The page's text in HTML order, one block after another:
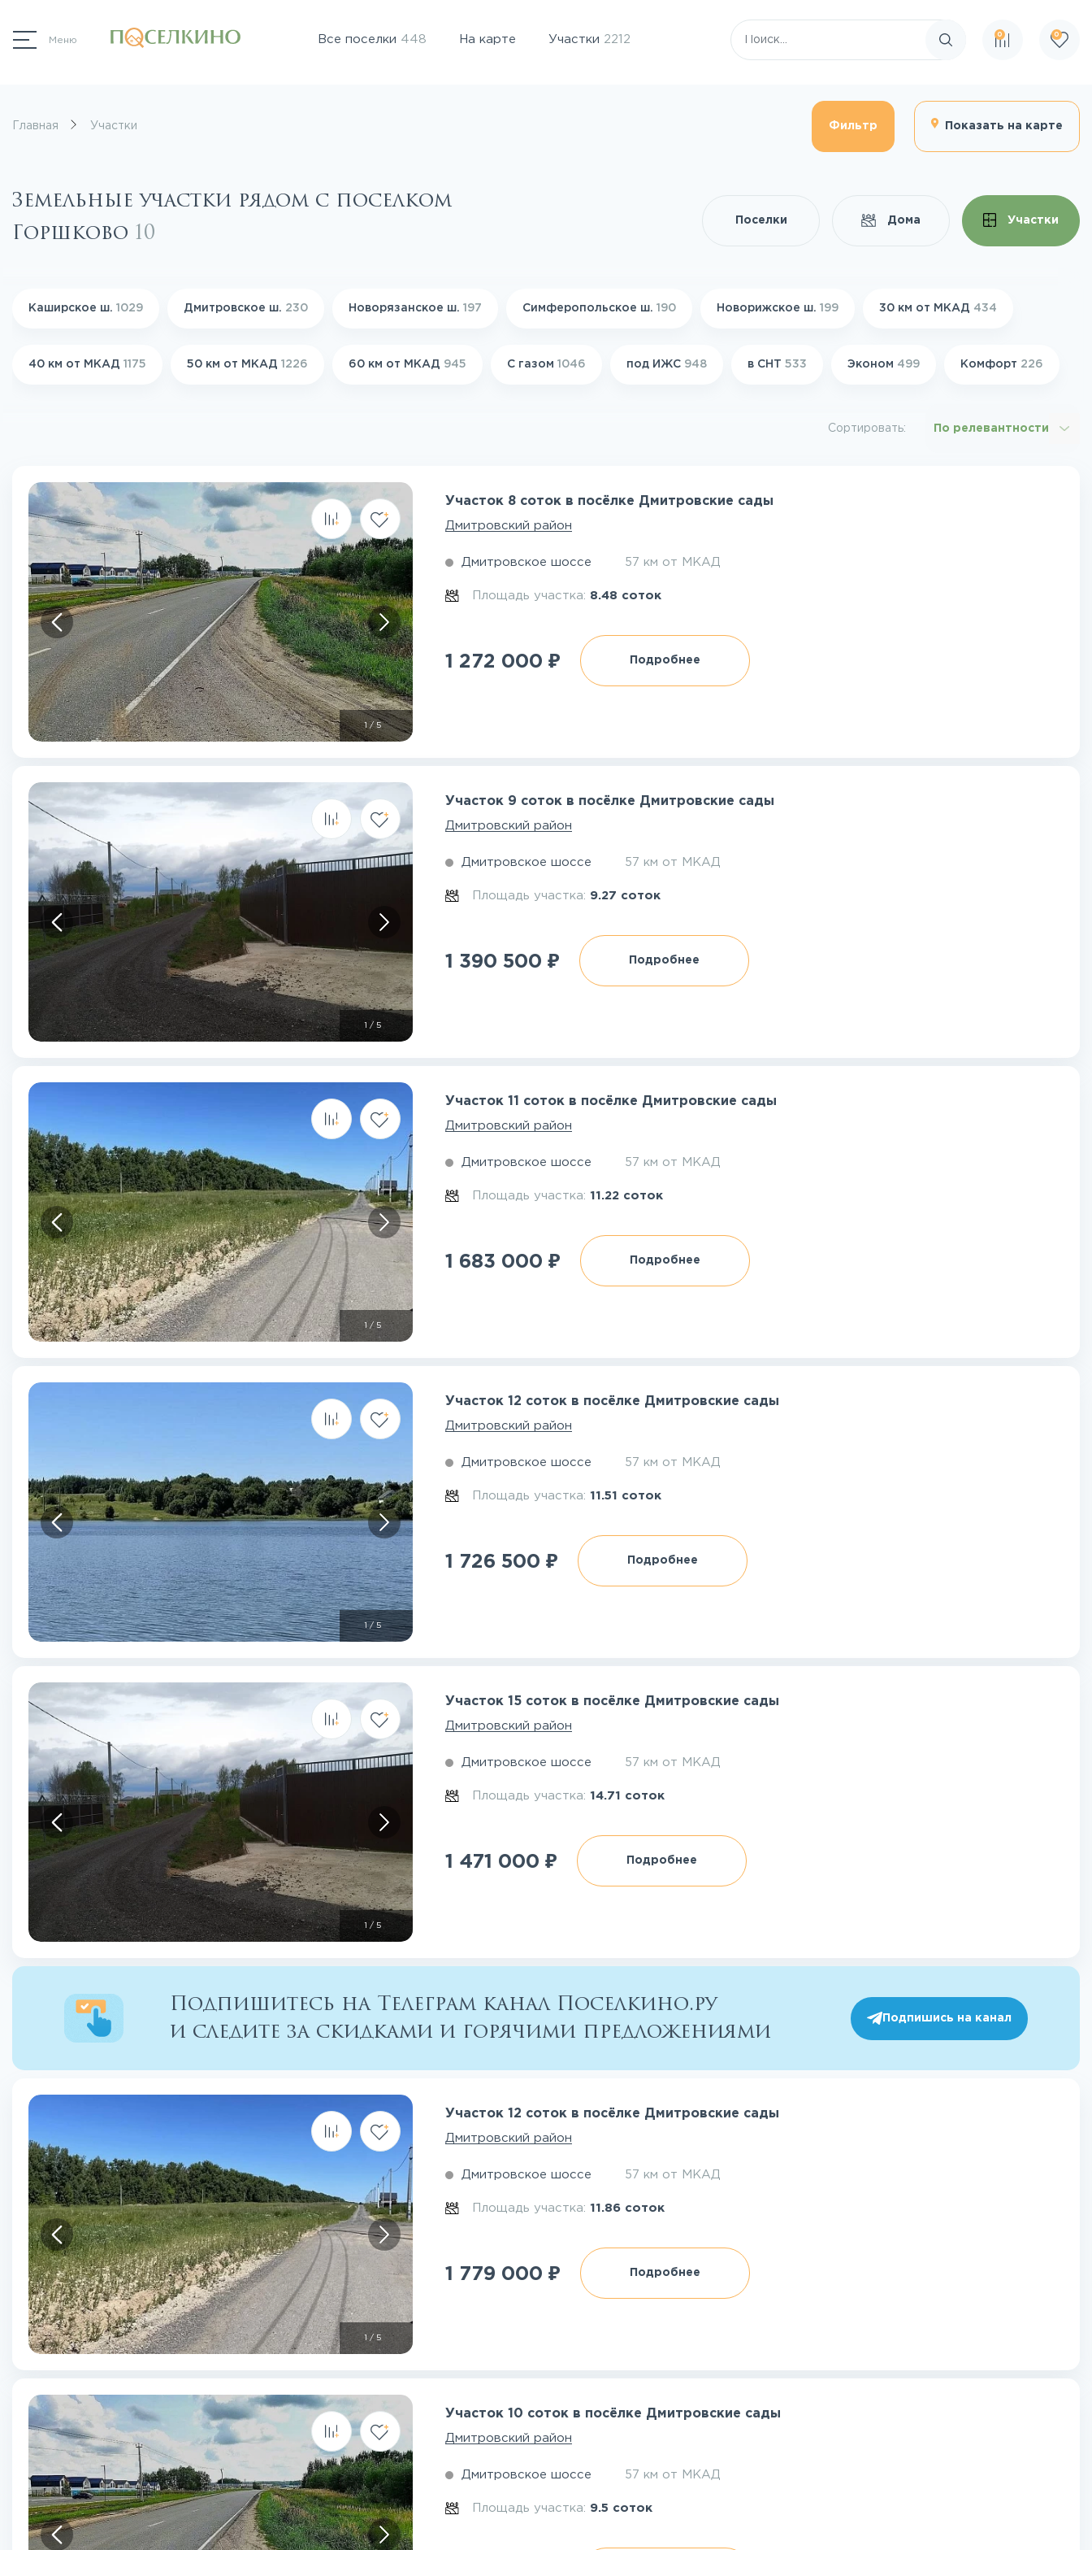
Меню Все поселки 448 На карте Участки 2212
Поиск по сайту
0 0
Главная Участки Фильтр Показать на карте
Земельные участки рядом с поселком
Горшково 10 Поселки Дома Участки
Каширское ш. 1029 Дмитровское ш. 230 Новорязанское ш. 197 Симферопольское ш. 190 Новорижское ш. 199 30 км от МКАД 434
40 км от МКАД 1175 50 км от МКАД 1226 60 км от МКАД 945 С газом 1046 под ИЖС 948 в СНТ 533 Эконом 499 Комфорт 226
Сортировать: По релевантности
1 /5
Участок 8 соток в посёлке Дмитровские сады
Дмитровский район
Дмитровское шоссе 57 км от МКАД
Площадь участка: 8.48 соток
1 272 000 ₽ Подробнее
/ 5
Участок 9 соток в посёлке Дмитровские сады
Дмитровский район
Дмитровское шоссе 57 км от МКАД
Площадь участка: 9.27 соток
1 390 500 ₽ Подробнее
1 / 5
Участок 11 соток в посёлке Дмитровские сады
Дмитровский район
Дмитровское шоссе 57 км от МКАД
Площадь участка:11.22 соток
1 683 000 ₽ Подробнее
1/5
Участок 12 соток в посёлке Дмитровские сады
Дмитровский район
Дмитровское шоссе 57 км от МКАД
Площадь участка:11.51 соток
1 726 500 ₽ Подробнее
/ 5
Участок 15 соток в посёлке Дмитровские сады
Дмитровский район
Дмитровское шоссе 57 км от МКАД
Площадь участка:14.71 соток
1 471 000 ₽ Подробнее
Подпишитесь на Телеграм канал Поселкино.ру
и следите за скидками и горячими предложениями
Подпишись на канал
1/ 5
Участок 12 соток в посёлке Дмитровские сады
Дмитровский район
Дмитровское шоссе 57 км от МКАД
Площадь участка:11.86 соток
1 779 000 ₽ Подробнее
Участок 10 соток в посёлке Дмитровские сады
Дмитровский район
Дмитровское шоссе 57 км от МКАД
Площадь участка: 9.5 соток